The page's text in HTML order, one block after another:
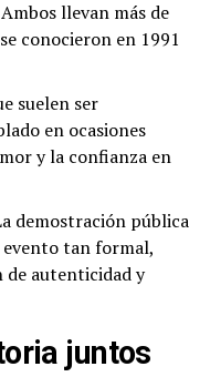
llevan más de
conocieron en 1991
suelen ser
en ocasiones
y la confianza en
demostración pública
evento tan formal,
de autenticidad y
juntos